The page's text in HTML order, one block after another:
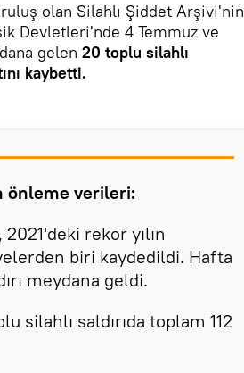
olan Silahlı Şiddet Arşivi'nin
Devletleri'nde 4 Temmuz ve
gelen 20 toplu silahlı
kaybetti.
önleme verileri:
rekor yılın
biri kaydedildi. Hafta
meydana geldi.
silahlı saldırıda toplam 112